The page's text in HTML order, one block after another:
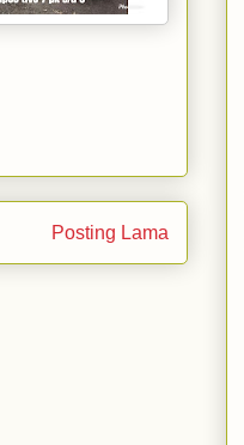
Posting Lama